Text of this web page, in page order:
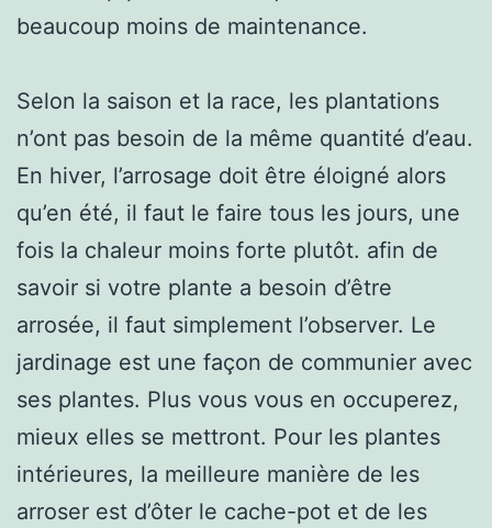
beaucoup moins de maintenance.
Selon la saison et la race, les plantations
n’ont pas besoin de la même quantité d’eau.
En hiver, l’arrosage doit être éloigné alors
qu’en été, il faut le faire tous les jours, une
fois la chaleur moins forte plutôt. afin de
savoir si votre plante a besoin d’être
arrosée, il faut simplement l’observer. Le
jardinage est une façon de communier avec
ses plantes. Plus vous vous en occuperez,
mieux elles se mettront. Pour les plantes
intérieures, la meilleure manière de les
arroser est d’ôter le cache-pot et de les